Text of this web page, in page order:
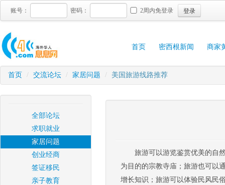
账号： 密码： 2周内免登录 登录
首页 密西根新闻 商家
首页 / 交流论坛 / 家居问题 / 美国旅游线路推荐
全部论坛
求职就业
家居问题
创业经商
签证移民
亲子教育
旅游可以游览鉴赏优美的自
为目的的宗教寺庙；旅游也可以
增长知识；旅游可以体验民风民